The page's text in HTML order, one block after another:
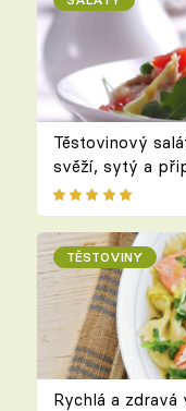
Těstovinový
svěží, sytý a
TĚSTOVINY
Rychlá a zdravá